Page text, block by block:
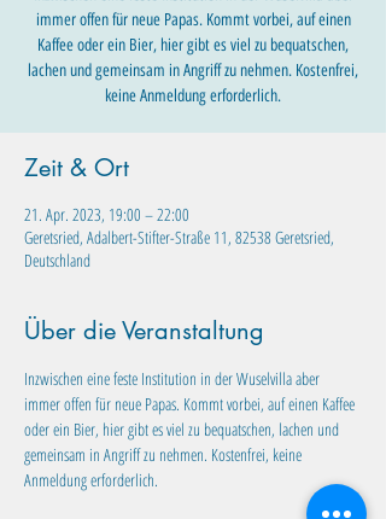
immer offen für neue Papas. Kommt vorbei, auf einen
Kaffee oder ein Bier, hier gibt es viel zu bequatschen,
lachen und gemeinsam in Angriff zu nehmen. Kostenfrei,
keine Anmeldung erforderlich.
Zeit & Ort
21. Apr. 2023, 19:00 – 22:00
Geretsried, Adalbert-Stifter-Straße 11, 82538 Geretsried,
Deutschland
Über die Veranstaltung
Inzwischen eine feste Institution in der Wuselvilla aber
immer offen für neue Papas. Kommt vorbei, auf einen Kaffee
oder ein Bier, hier gibt es viel zu bequatschen, lachen und
gemeinsam in Angriff zu nehmen. Kostenfrei, keine
Anmeldung erforderlich.